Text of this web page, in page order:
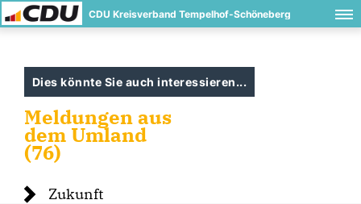
CDU Kreisverband Tempelhof-Schöneberg
Dies könnte Sie auch interessieren...
Meldungen aus
dem Umland
(76)
Zukunft